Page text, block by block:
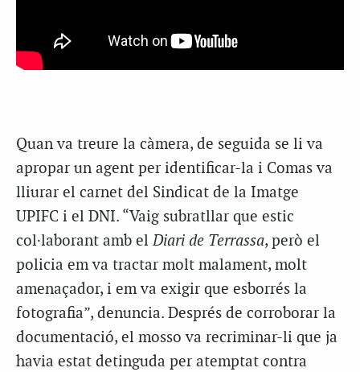
Quan va treure la càmera, de seguida se li va
apropar un agent per identificar-la i Comas va
lliurar el carnet del Sindicat de la Imatge
UPIFC i el DNI. “Vaig subratllar que estic
col·laborant amb elDiari de Terrassa, però el
policia em va tractar molt malament, molt
amenaçador, i em va exigir que esborrés la
fotografia”, denuncia. Després de corroborar la
documentació, el mosso va recriminar-li que ja
havia estat detinguda per atemptat contra